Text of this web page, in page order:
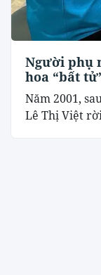
Người phụ
hoa “bất
Năm 2001,
Lê Thị Việt